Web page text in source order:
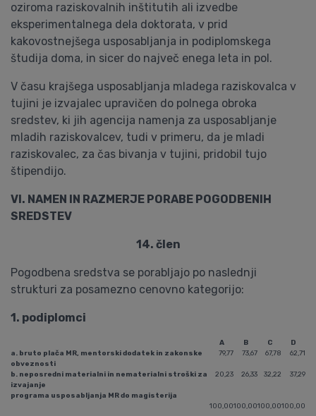
oziroma raziskovalnih inštitutih ali izvedbe
eksperimentalnega dela doktorata, v prid
kakovostnejšega usposabljanja in podiplomskega
študija doma, in sicer do največ enega leta in pol.
V času krajšega usposabljanja mladega raziskovalca v
tujini je izvajalec upravičen do polnega obroka
sredstev, ki jih agencija namenja za usposabljanje
mladih raziskovalcev, tudi v primeru, da je mladi
raziskovalec, za čas bivanja v tujini, pridobil tujo
štipendijo.
VI. NAMEN IN RAZMERJE PORABE POGODBENIH
SREDSTEV
14. člen
Pogodbena sredstva se porabljajo po naslednji
strukturi za posamezno cenovno kategorijo:
1. podiplomci
A B C
D
a. bruto plača MR, mentorski dodatek in zakonske
obveznosti
79,77 73,67 67,78 62,71
b. neposredni materialni in nematerialni stroški za
izvajanje
programa usposabljanja MR do magisterija
20,23 26,33 32,22 37,29
100,00100,00100,00100,00